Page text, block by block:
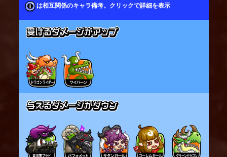
は相互関係のキャラ備考。クリックで詳細を表示